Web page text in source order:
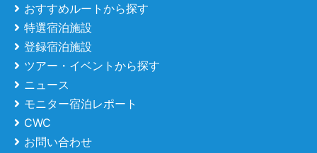
おすすめルートから探す
特選宿泊施設
登録宿泊施設
ツアー・イベントから探す
ニュース
モニター宿泊レポート
CWC
お問い合わせ